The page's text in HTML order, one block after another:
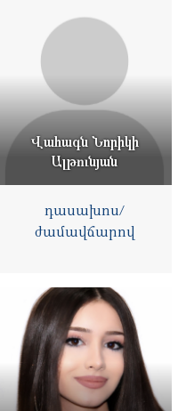
Վահագն Նորիկի
Ալթունյան
դասախոս/
ժամավճարով